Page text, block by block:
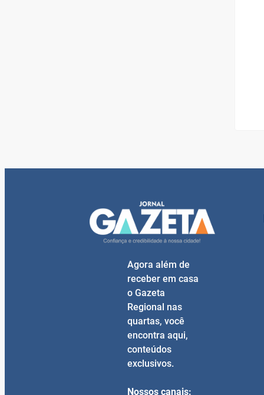
Agora além de
receber em casa
o Gazeta
Regional nas
quartas, você
encontra aqui,
conteúdos
exclusivos.
Nossos canais: